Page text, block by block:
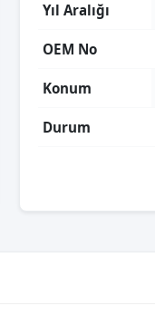
Yıl Aralığı
OEM No
Konum
Durum